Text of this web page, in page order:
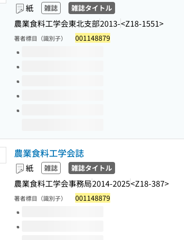
紙 雑誌 雑誌タイトル
農業食料工学会東北支部2013-<Z18-1551>
著者標目（識別子） 001148879
このタイトルの巻号
農業食料工学会誌
紙 雑誌 雑誌タイトル
農業食料工学会事務局2014-2025<Z18-387>
著者標目（識別子） 001148879
このタイトルの巻号